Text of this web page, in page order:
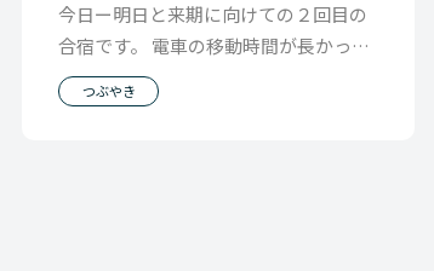
今日ー明日と来期に向けての２回目の
合宿です。 電車の移動時間が長かった
ので、 本を読もうと思ったのに、 読も
うと思ってた
つぶやき